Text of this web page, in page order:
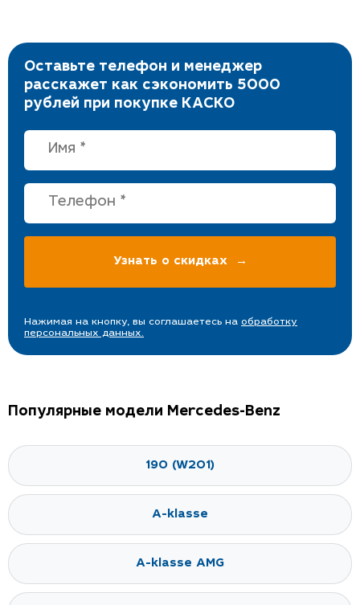
Оставьте телефон и менеджер
расскажет как сэкономить 5000
рублей при покупке КАСКО
Нажимая на кнопку, вы соглашаетесь на обработку
персональных данных.
Популярные модели Mercedes-Benz
190 (W201)
A-klasse
A-klasse AMG